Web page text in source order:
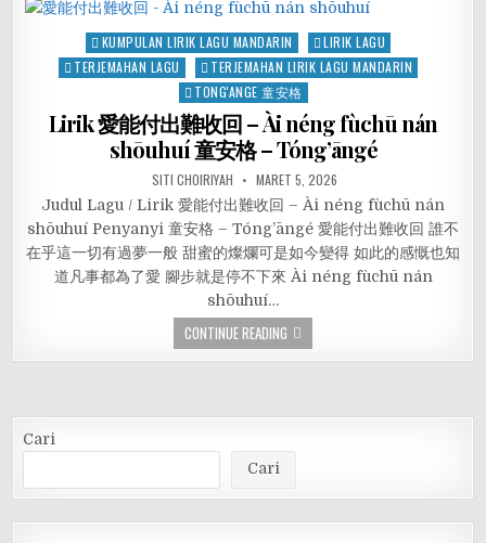
Posted
in
KUMPULAN LIRIK LAGU MANDARIN
LIRIK LAGU
TERJEMAHAN LAGU
TERJEMAHAN LIRIK LAGU MANDARIN
TONG'ANGE 童安格
Lirik 愛能付出難收回 – Ài néng fùchū nán
shōuhuí 童安格 – Tóng’āngé
SITI CHOIRIYAH MARET 5, 2026
Judul Lagu / Lirik 愛能付出難收回 – Ài néng fùchū nán
shōuhuí Penyanyi 童安格 – Tóng’āngé 愛能付出難收回 誰不
在乎這一切有過夢一般 甜蜜的燦爛可是如今變得 如此的感慨也知
道凡事都為了愛 腳步就是停不下來 Ài néng fùchū nán
shōuhuí…
CONTINUE READING
Cari
Cari